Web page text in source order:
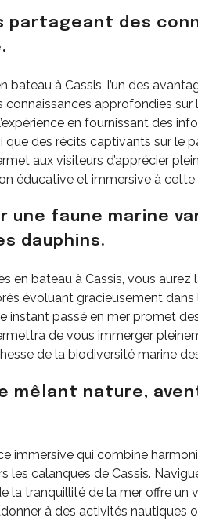
partageant des
bateau à Cassis, l’un des
approfondies sur
en fournissant des
que des récits captivants sur le
aux visiteurs d’apprécier
éducative et immersive à
une faune marine
dauphins.
en bateau à Cassis, vous
évoluant gracieusement
instant passé en mer promet
de vous immerger
de la biodiversité marine
mêlant nature,
immersive qui combine
les calanques de Cassis.
la tranquillité de la mer offre un
à des activités nautiques